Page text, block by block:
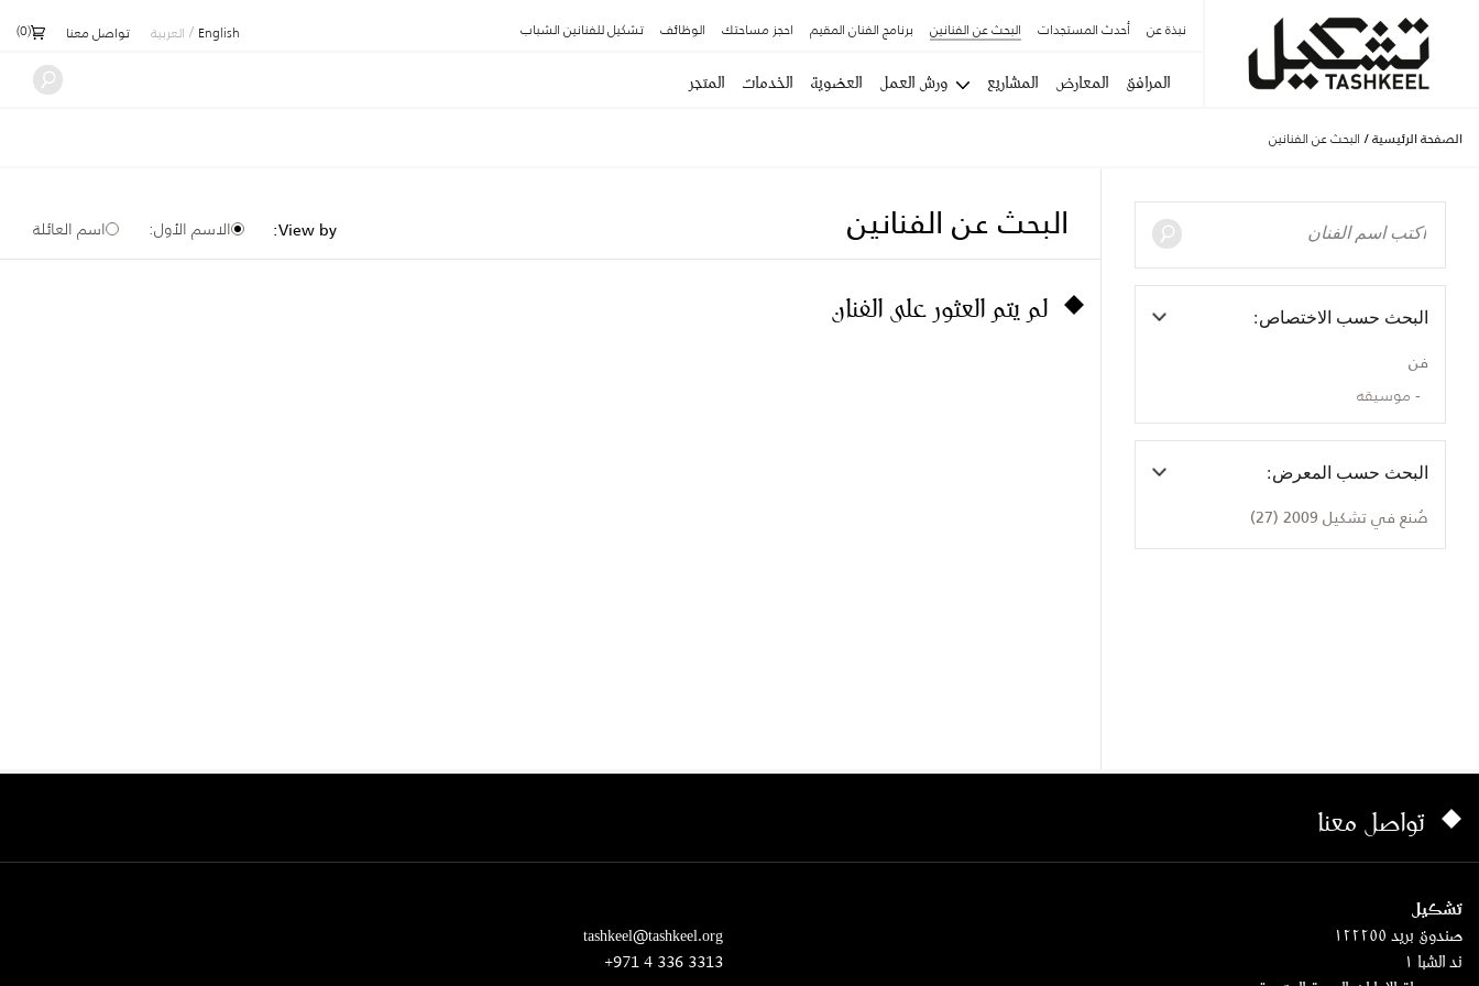
نبذة عن أحدث المستجدات البحث عن الفنانين برنامج الفنان المقيم احجز مساحتك الوظائف تشكيل للفنانين الشباب English
/ العربية تواصل معنا (
0
)
المرافق المعارض المشاريع ورش العمل العضوية الخدمات المتجر
الصفحة الرئيسية / البحث عن الفنانين
البحث حسب الاختصاص:
فن
موسيقه
البحث حسب المعرض:
صُنع في تشكيل 2009 (27)
البحث عن الفنانين View by: الاسم الأول: اسم العائلة
لم يتم العثور على الفنان
تواصل معنا
تشكيل
صندوق بريد ١٢٢٢٥٥
ند الشبا ١
tashkeel@tashkeel.org
+971 4 336 3313